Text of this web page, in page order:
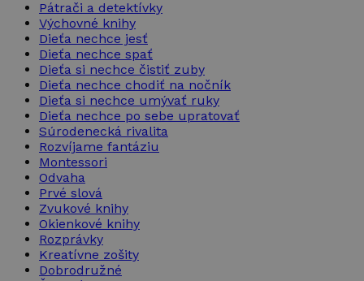
Pátrači a detektívky
Výchovné knihy
Dieťa nechce jesť
Dieťa nechce spať
Dieťa si nechce čistiť zuby
Dieťa nechce chodiť na nočník
Dieťa si nechce umývať ruky
Dieťa nechce po sebe upratovať
Súrodenecká rivalita
Rozvíjame fantáziu
Montessori
Odvaha
Prvé slová
Zvukové knihy
Okienkové knihy
Rozprávky
Kreatívne zošity
Dobrodružné